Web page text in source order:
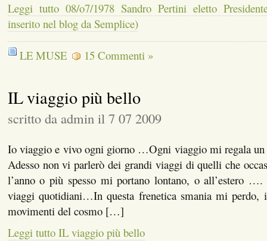
Leggi tutto 08/o7/1978 Sandro Pertini eletto
inserito nel blog da Semplice)
LE MUSE 15 Commenti »
IL viaggio più bello
scritto da admin il 7 07 2009
Io viaggio e vivo ogni giorno …Ogni viaggio mi regala
Adesso non vi parlerò dei grandi viaggi di quelli che
l’anno o più spesso mi portano lontano, o all’estero
viaggi quotidiani…In questa frenetica smania mi
movimenti del cosmo […]
Leggi tutto IL viaggio più bello